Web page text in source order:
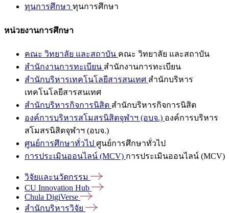
ทุนการศึกษา ทุนการศึกษา
หน่วยงานการศึกษา
คณะ วิทยาลัย และสถาบัน คณะ วิทยาลัย และสถาบัน
สำนักงานการทะเบียน สำนักงานการทะเบียน
สำนักบริหารเทคโนโลยีสารสนเทศ สำนักบริหาร
เทคโนโลยีสารสนเทศ
สำนักบริหารกิจการนิสิต สำนักบริหารกิจการนิสิต
องค์การบริหารสโมสรนิสิตจุฬาฯ (อบจ.) องค์การบริหาร
สโมสรนิสิตจุฬาฯ (อบจ.)
ศูนย์การศึกษาทั่วไป ศูนย์การศึกษาทั่วไป
การประเมินออนไลน์ (MCV) การประเมินออนไลน์ (MCV)
วิจัยและนวัตกรรม
CU Innovation Hub
Chula DigiVerse
สำนักบริหารวิจัย